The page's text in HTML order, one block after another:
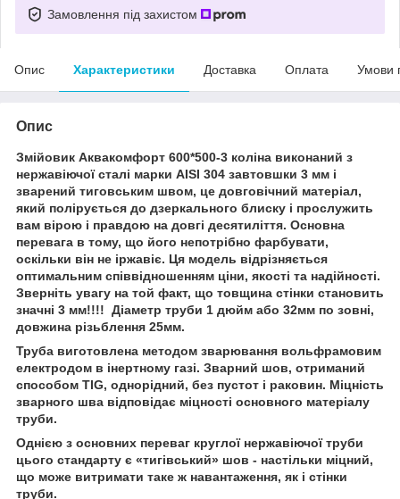
Замовлення під захистом
Опис Характеристики Доставка Оплата Умови
Опис
Змійовик Аквакомфорт 600*500-3 коліна виконаний з
нержавіючої сталі марки AISI 304 завтовшки 3 мм і
зварений тиговським швом, це довговічний матеріал,
який полірується до дзеркального блиску і прослужить
вам вірою і правдою на довгі десятиліття. Основна
перевага в тому, що його непотрібно фарбувати,
оскільки він не іржавіє. Ця модель відрізняється
оптимальним співвідношенням ціни, якості та надійності.
Зверніть увагу на той факт, що товщина стінки становить
значні 3 мм!!!! Діаметр труби 1 дюйм або 32мм по зовні,
довжина різьблення 25мм.
Труба виготовлена методом зварювання вольфрамовим
електродом в інертному газі. Зварний шов, отриманий
способом TIG, однорідний, без пустот і раковин. Міцність
зварного шва відповідає міцності основного матеріалу
труби.
Однією з основних переваг круглої нержавіючої труби
цього стандарту є «тигівський» шов - настільки міцний,
що може витримати таке ж навантаження, як і стінки
труби.